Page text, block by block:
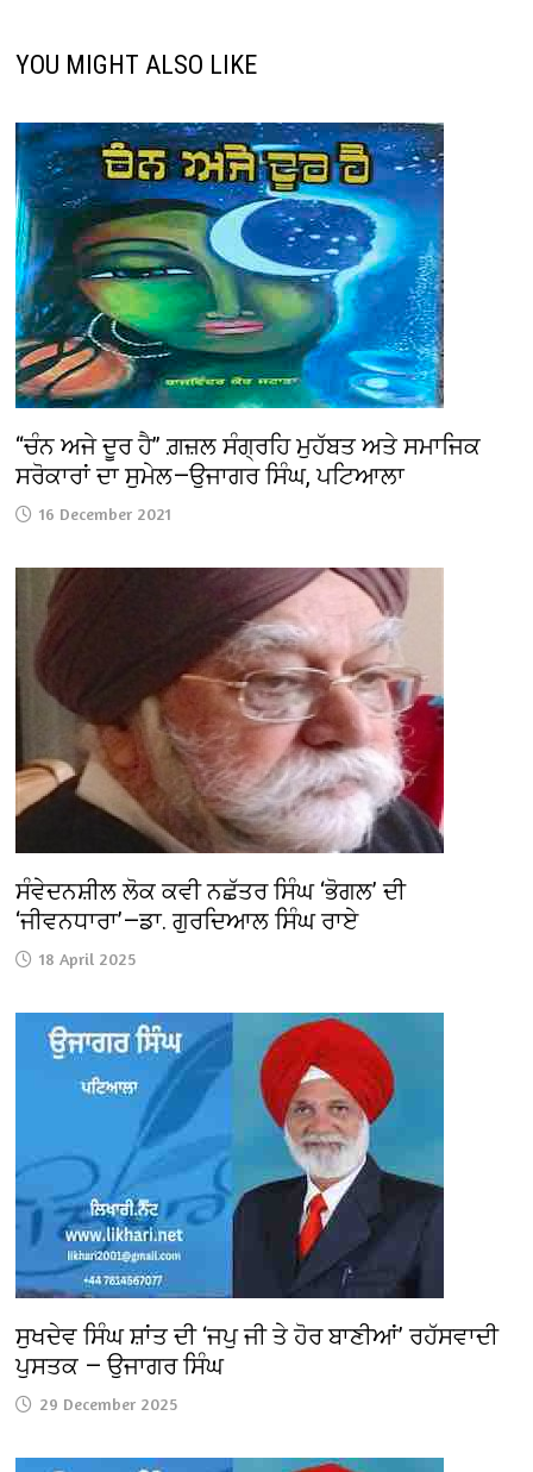
YOU MIGHT ALSO LIKE
‘‘ਚੰਨ ਅਜੇ ਦੂਰ ਹੈ’’ ਗ਼ਜ਼ਲ ਸੰਗ੍ਰਹਿ ਮੁਹੱਬਤ ਅਤੇ ਸਮਾਜਿਕ
ਸਰੋਕਾਰਾਂ ਦਾ ਸੁਮੇਲ—ਉਜਾਗਰ ਸਿੰਘ, ਪਟਿਆਲਾ
16 December 2021
ਸੰਵੇਦਨਸ਼ੀਲ ਲੋਕ ਕਵੀ ਨਛੱਤਰ ਸਿੰਘ ‘ਭੋਗਲ’ ਦੀ
‘ਜੀਵਨਧਾਰਾ’—ਡਾ. ਗੁਰਦਿਆਲ ਸਿੰਘ ਰਾਏ
18 April 2025
ਸੁਖਦੇਵ ਸਿੰਘ ਸ਼ਾਂਤ ਦੀ ‘ਜਪੁ ਜੀ ਤੇ ਹੋਰ ਬਾਣੀਆਂ’ ਰਹੱਸਵਾਦੀ
ਪੁਸਤਕ — ਉਜਾਗਰ ਸਿੰਘ
29 December 2025